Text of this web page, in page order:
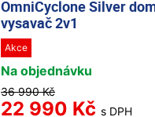
OmniCyclone Silver
vysavač 2v1
Akce
Na objednávku
36 990 Kč
22 990 Kč s DPH